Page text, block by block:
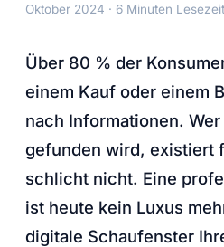
Oktober 2024 · 6 Minuten Lesezeit
Über 80 % der
einem Kauf oder einem
nach Informationen.
gefunden wird, existiert
schlicht nicht. Eine
ist heute kein Luxus
digitale Schaufenster